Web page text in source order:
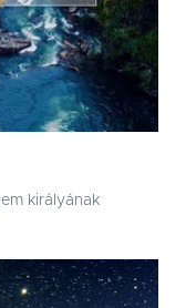
királyának